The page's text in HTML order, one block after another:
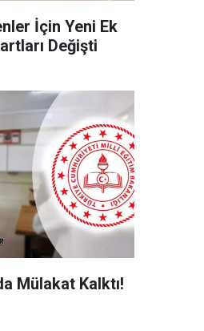
İçin Yeni Ek
Değişti
Mülakat Kalktı!